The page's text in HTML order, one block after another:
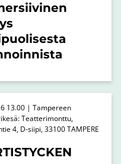
13.00 | Tampereen
Teatterimonttu,
4, D-siipi, 33100 TAMPERE